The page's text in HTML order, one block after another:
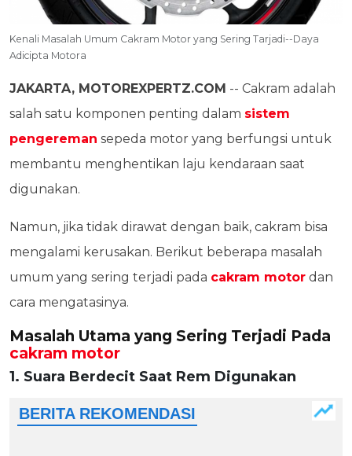
Kenali Masalah Umum Cakram Motor yang Sering Tarjadi--Daya
Adicipta Motora
JAKARTA, MOTOREXPERTZ.COM -- Cakram adalah
salah satu komponen penting dalam sistem
pengereman sepeda motor yang berfungsi untuk
membantu menghentikan laju kendaraan saat
digunakan.
Namun, jika tidak dirawat dengan baik, cakram bisa
mengalami kerusakan. Berikut beberapa masalah
umum yang sering terjadi pada cakram motor dan
cara mengatasinya.
Masalah Utama yang Sering Terjadi Pada
cakram motor
1. Suara Berdecit Saat Rem Digunakan